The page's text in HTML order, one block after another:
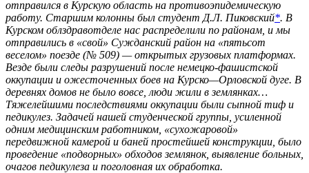
отправился в Курскую область на противоэпидемическую
работу. Старшим колонны был студент Д.Л. Пиковский*. В
Курском облздравотделе нас распределили по районам, и мы
отправились в «свой» Сужданский район на «пятьсот
веселом» поезде (№ 509) — открытых грузовых платформах.
Везде были следы разрушений после немецко-фашистской
оккупации и ожесточенных боев на Курско—Орловской дуге. В
деревнях домов не было вовсе, люди жили в землянках…
Тяжелейшими последствиями оккупации были сыпной тиф и
педикулез. Задачей нашей студенческой группы, усиленной
одним медицинским работником, «сухожаровой»
передвижной камерой и баней простейшей конструкции, было
проведение «подворных» обходов землянок, выявление больных,
очагов педикулеза и поголовная их обработка.